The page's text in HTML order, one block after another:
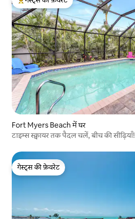
गेस्ट्स का टॉप फ़ेवरेट
Fort Myers Beach में घर
टाइम्स स्क्वायर तक पैदल चलें, बीच की सीढ़ियाँ!
गेस्ट्स की फ़ेवरेट
गेस्ट्स की फ़ेवरेट